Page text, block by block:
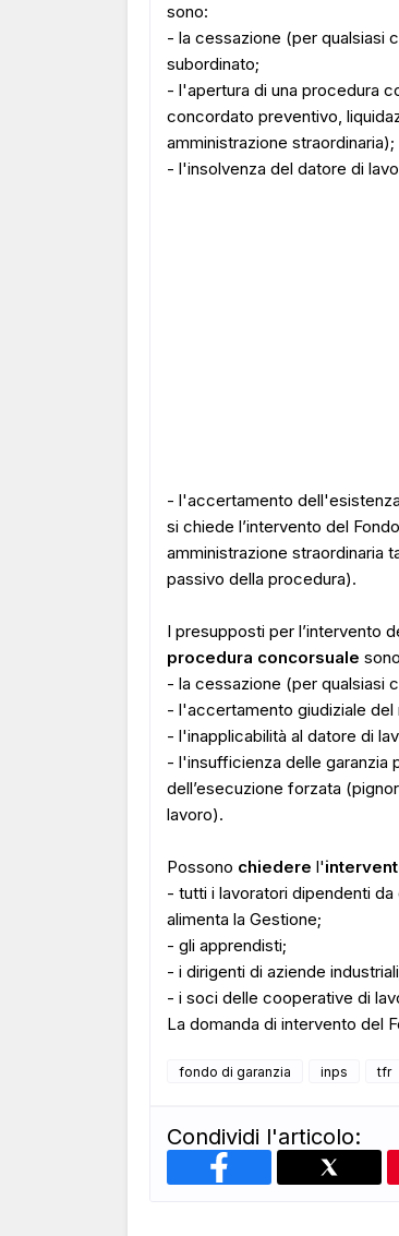
sono:
- la cessazione (per qualsiasi
subordinato;
- l'apertura di una procedura
concordato preventivo,
amministrazione straordinaria);
- l'insolvenza del datore di
- l'accertamento
si chiede l’intervento del
amministrazione straordinaria
passivo della procedura).
I presupposti per l’intervento
procedura concorsuale
- la cessazione (per qualsiasi
- l'accertamento giudiziale
- l'inapplicabilità al datore di
- l'insufficienza delle garanzia
dell’esecuzione forzata
lavoro).
Possono chiedere l'
- tutti i lavoratori dipendenti
alimenta la Gestione;
- gli apprendisti;
- i dirigenti di aziende
- i soci delle cooperative di
La domanda di intervento del
fondo di garanzia inps tfr
Condividi l'articolo: